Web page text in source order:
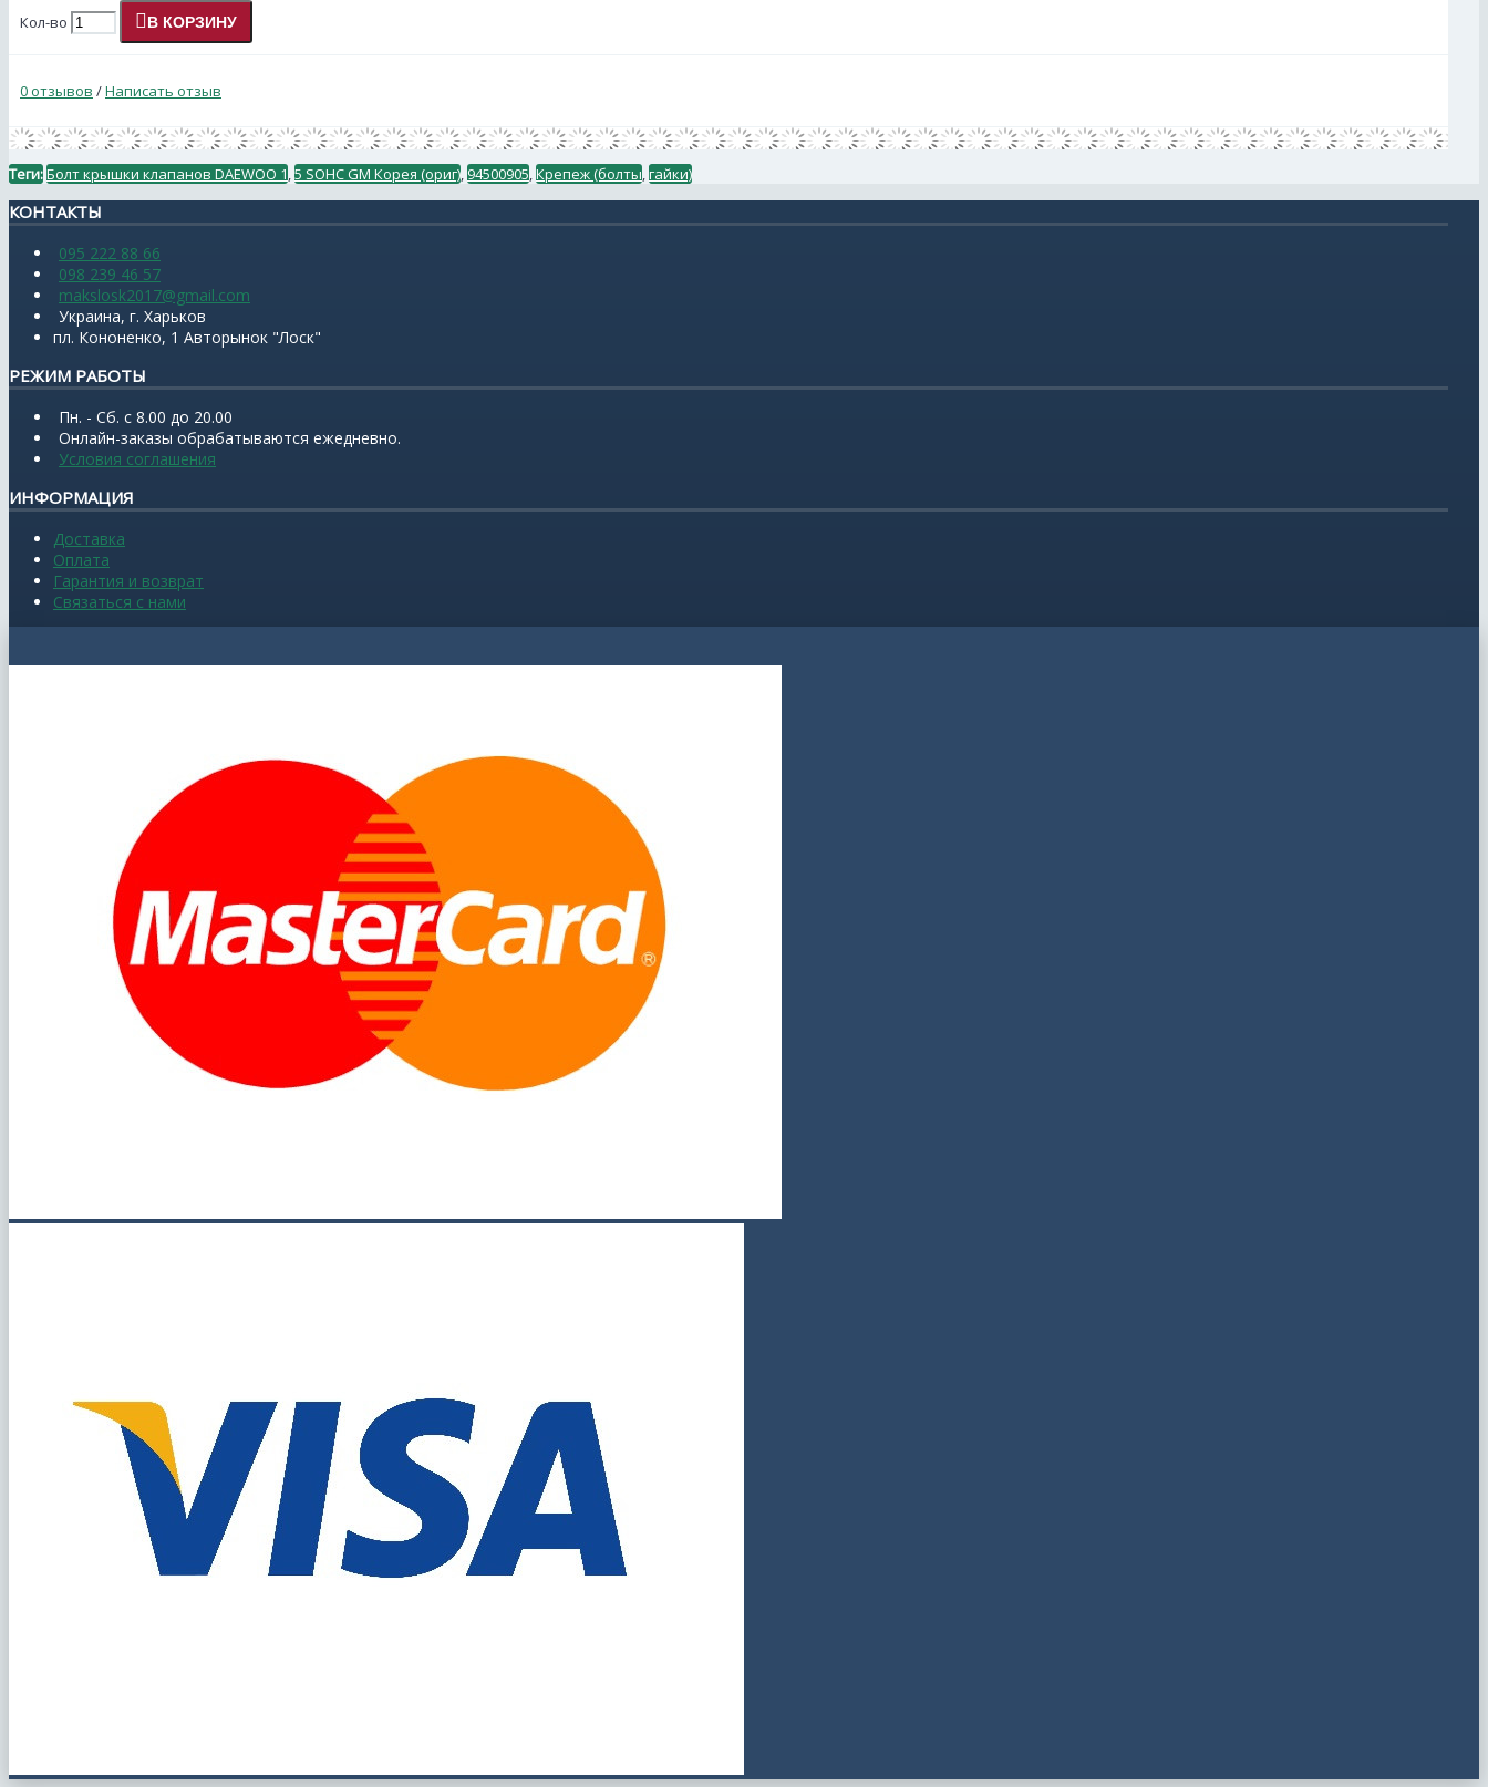
Кол-во В КОРЗИНУ
0 отзывов /Написать отзыв
Теги:Болт крышки клапанов DAEWOO 1,5 SOHC GM Корея (ориг), 94500905,Крепеж (болты,гайки)
КОНТАКТЫ
095 222 88 66
098 239 46 57
makslosk2017@gmail.com
Украина, г. Харьков
пл. Кононенко, 1 Авторынок "Лоск"
РЕЖИМ РАБОТЫ
Пн. - Сб. с 8.00 до 20.00
Онлайн-заказы обрабатываются ежедневно.
Условия соглашения
ИНФОРМАЦИЯ
Доставка
Оплата
Гарантия и возврат
Связаться с нами